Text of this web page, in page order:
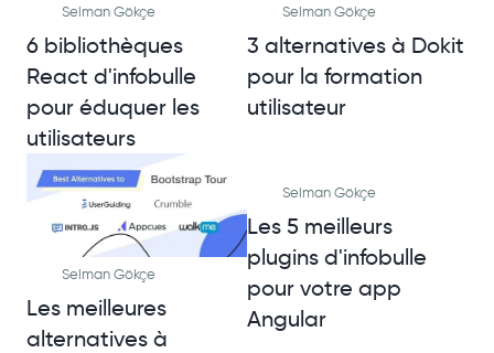
Selman Gökçe
6 bibliothèques
React d'infobulle
pour éduquer les
utilisateurs
Selman Gökçe
3 alternatives à Dokit
pour la formation
utilisateur
Selman Gökçe
Les meilleures
alternatives à
Selman Gökçe
Les 5 meilleurs
plugins d'infobulle
pour votre app
Angular